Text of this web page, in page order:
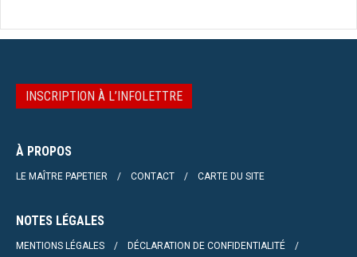
INSCRIPTION À L’INFOLETTRE
À PROPOS
LE MAÎTRE PAPETIER CONTACT CARTE DU SITE
NOTES LÉGALES
MENTIONS LÉGALES
DÉCLARATION DE CONFIDENTIALITÉ